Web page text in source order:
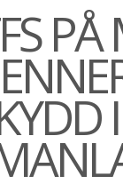
PÅ
I